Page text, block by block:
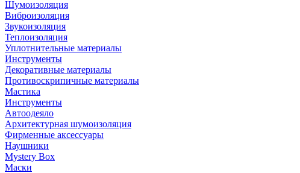
Шумоизоляция
Виброизоляция
Звукоизоляция
Теплоизоляция
Уплотнительные материалы
Инструменты
Декоративные материалы
Противоскрипичные материалы
Мастика
Инструменты
Автоодеяло
Архитектурная шумоизоляция
Фирменные аксессуары
Наушники
Mystery Box
Маски